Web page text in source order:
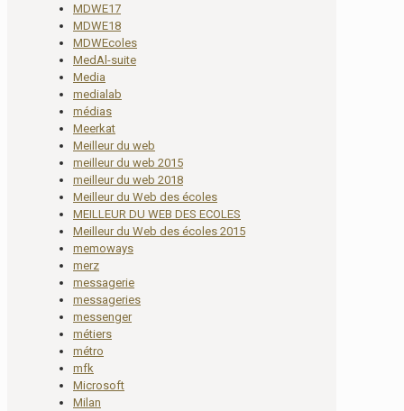
MDWE17
MDWE18
MDWEcoles
MedAl-suite
Media
medialab
médias
Meerkat
Meilleur du web
meilleur du web 2015
meilleur du web 2018
Meilleur du Web des écoles
MEILLEUR DU WEB DES ECOLES
Meilleur du Web des écoles 2015
memoways
merz
messagerie
messageries
messenger
métiers
métro
mfk
Microsoft
Milan